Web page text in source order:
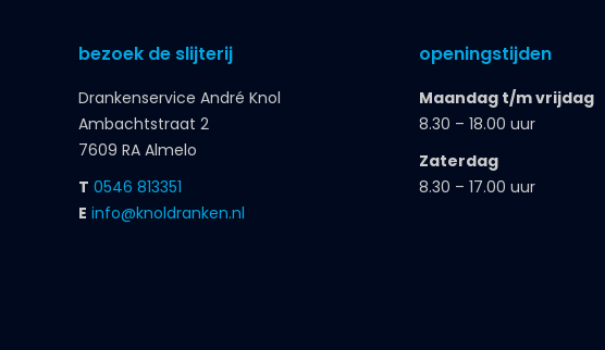
bezoek de slijterij
Drankenservice André Knol
Ambachtstraat 2
7609 RA Almelo
T 0546 813351
E info@knoldranken.nl
openingstijden
Maandag t/m vrijdag
8.30 – 18.00 uur
Zaterdag
8.30 – 17.00 uur